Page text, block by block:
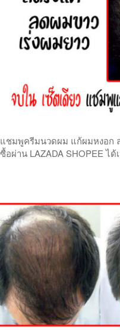
แชมพูครีมนวดผม แก้ผมหงอก
ซื้อผ่าน LAZADA SHOPEE ได้